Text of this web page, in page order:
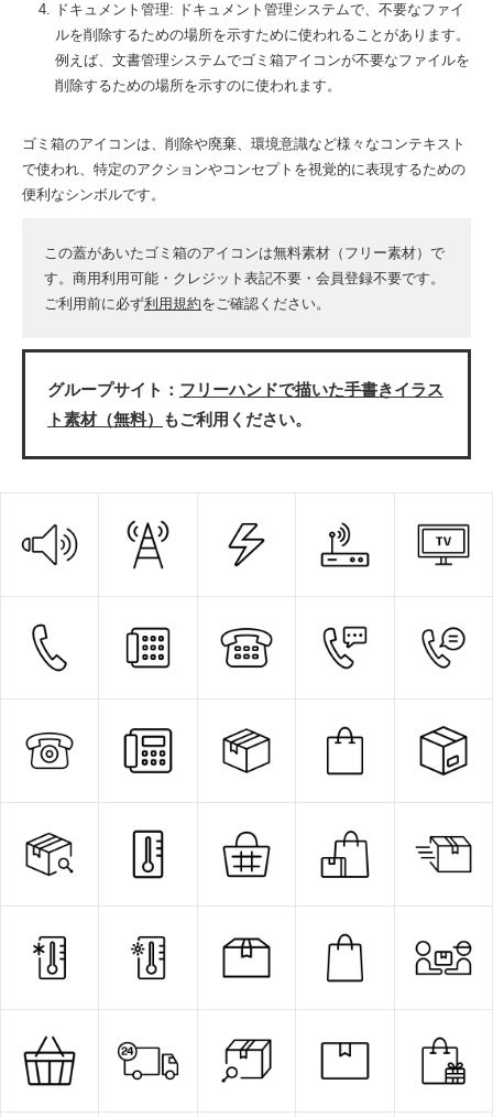
ドキュメント管理: ドキュメント管理システムで、不要なファイ
ルを削除するための場所を示すために使われることがあります。
例えば、文書管理システムでゴミ箱アイコンが不要なファイルを
削除するための場所を示すのに使われます。
ゴミ箱のアイコンは、削除や廃棄、環境意識など様々なコンテキスト
で使われ、特定のアクションやコンセプトを視覚的に表現するための
便利なシンボルです。
この蓋があいたゴミ箱のアイコンは無料素材（フリー素材）で
す。商用利用可能・クレジット表記不要・会員登録不要です。
ご利用前に必ず利用規約をご確認ください。
グループサイト： フリーハンドで描いた手書きイラス
ト素材（無料）
もご利用ください。